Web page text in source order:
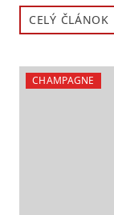
CELÝ ČLÁNOK
CHAMPAGNE